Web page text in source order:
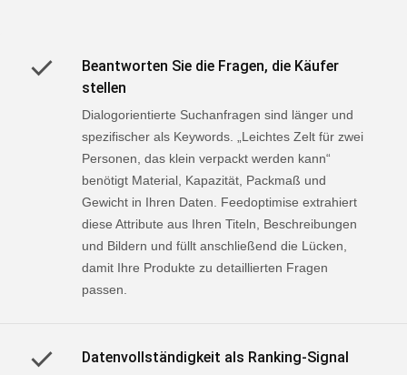
Beantworten Sie die Fragen, die Käufer
stellen
Dialogorientierte Suchanfragen sind länger und
spezifischer als Keywords. „Leichtes Zelt für zwei
Personen, das klein verpackt werden kann“
benötigt Material, Kapazität, Packmaß und
Gewicht in Ihren Daten. Feedoptimise extrahiert
diese Attribute aus Ihren Titeln, Beschreibungen
und Bildern und füllt anschließend die Lücken,
damit Ihre Produkte zu detaillierten Fragen
passen.
Datenvollständigkeit als Ranking-Signal